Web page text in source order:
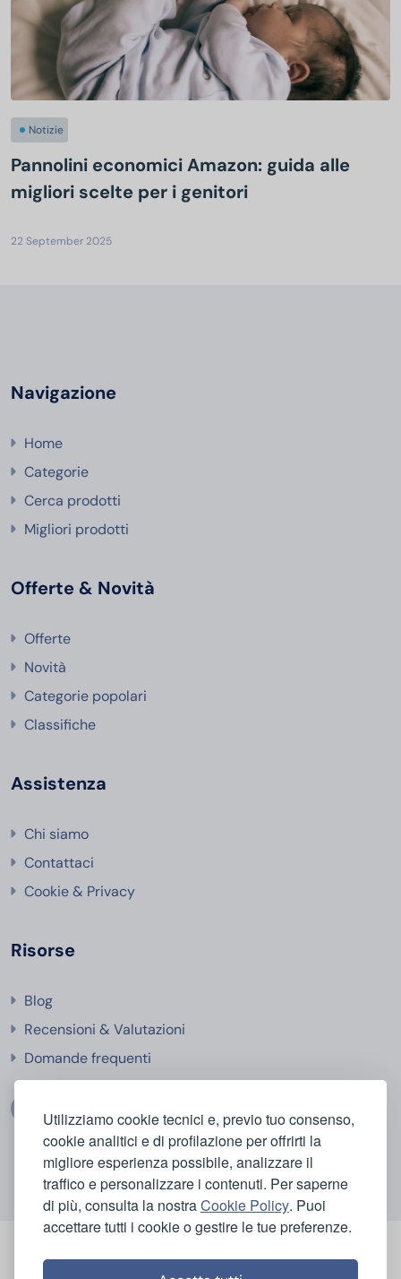
Utilizziamo cookie tecnici e, previo tuo consenso,
cookie analitici e di profilazione per offrirti la
migliore esperienza possibile, analizzare il
traffico e personalizzare i contenuti. Per saperne
di più, consulta la nostraCookie Policy. Puoi
accettare tutti i cookie o gestire le tue preferenze.
Notizie
Pannolini economici Amazon: guida alle
migliori scelte per i genitori
22 September 2025
Navigazione
Home
Categorie
Cerca prodotti
Migliori prodotti
Offerte & Novità
Offerte
Novità
Categorie popolari
Classifiche
Assistenza
Chi siamo
Contattaci
Cookie & Privacy
Risorse
Blog
Recensioni & Valutazioni
Domande frequenti